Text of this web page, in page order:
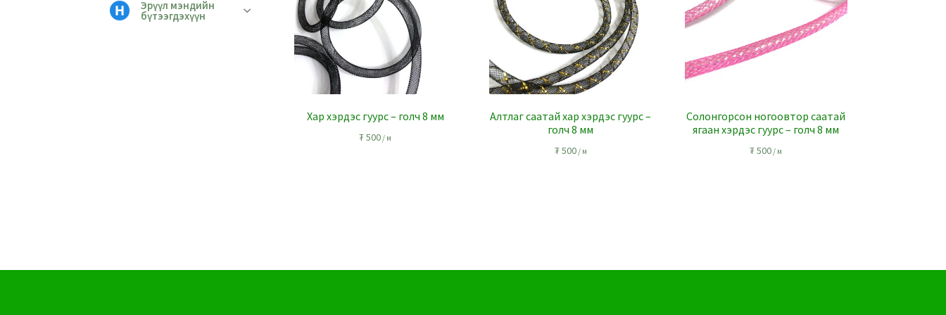
Хар хэрдэс гуурс – голч 8 мм
₮500 / м
Алтлаг саатай хар хэрдэс гуурс –
голч 8 мм
₮500/ м
Солонгорсон ногоовтор саатай
ягаан хэрдэс гуурс – голч 8 мм
₮500 / м
Эрүүл мэндийн
бүтээгдэхүүн